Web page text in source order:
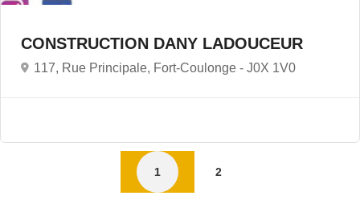
CONSTRUCTION DANY LADOUCEUR
117, Rue Principale, Fort-Coulonge - J0X 1V0
1 2